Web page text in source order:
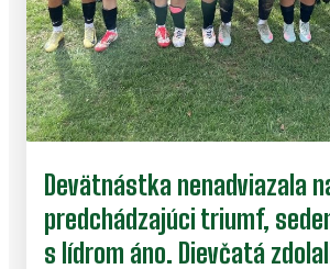
Devätnástka nenadviazala
predchádzajúci triumf,
s lídrom áno. Dievčatá